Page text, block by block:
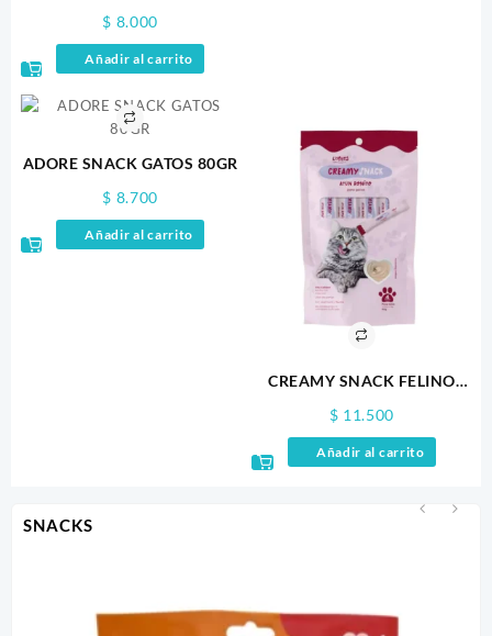
SNACKS
$ 8.000
Añadir al carrito
ADORE SNACK GATOS 80GR
$ 8.700
Añadir al carrito
CREAMY SNACK FELINO
$ 11.500
Añadir al carrito